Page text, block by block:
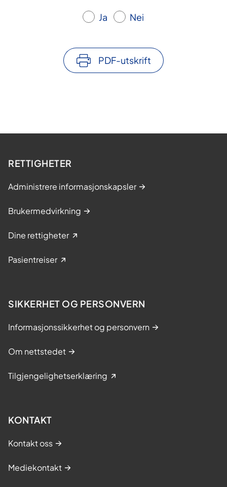
Ja Nei
PDF-utskrift
RETTIGHETER
Administrere informasjonskapsler
Brukermedvirkning
Dine rettigheter
Pasientreiser
SIKKERHET OG PERSONVERN
Informasjonssikkerhet og personvern
Om nettstedet
Tilgjengelighetserklæring
KONTAKT
Kontakt oss
Mediekontakt